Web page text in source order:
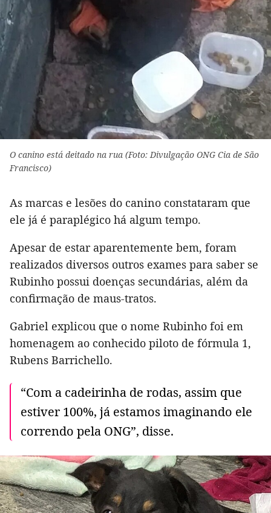
O canino está deitado na rua (Foto: Divulgação ONG Cia de São
Francisco)
As marcas e lesões do canino constataram que
ele já é paraplégico há algum tempo.
Apesar de estar aparentemente bem, foram
realizados diversos outros exames para saber se
Rubinho possui doenças secundárias, além da
confirmação de maus-tratos.
Gabriel explicou que o nome Rubinho foi em
homenagem ao conhecido piloto de fórmula 1,
Rubens Barrichello.
“Com a cadeirinha de rodas, assim que
estiver 100%, já estamos imaginando ele
correndo pela ONG”, disse.